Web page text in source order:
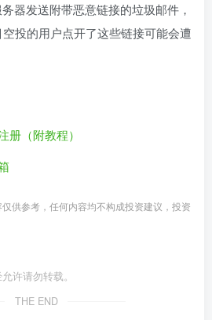
器发送附带恶意链接的垃圾邮件，
投的用户点开了这些链接可能会遭
册（附教程）
供参考，任何内容均不构成投资建议，投资
许请勿转载。
THE END